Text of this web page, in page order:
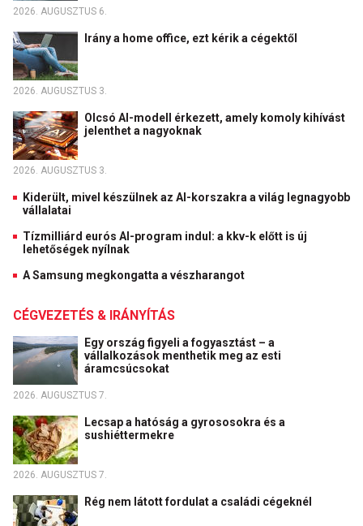
2026. AUGUSZTUS 6.
Irány a home office, ezt kérik a cégektől
2026. AUGUSZTUS 3.
Olcsó AI-modell érkezett, amely komoly kihívást
jelenthet a nagyoknak
2026. AUGUSZTUS 3.
Kiderült, mivel készülnek az AI-korszakra a világ legnagyobb
vállalatai
Tízmilliárd eurós AI-program indul: a kkv-k előtt is új
lehetőségek nyílnak
A Samsung megkongatta a vészharangot
CÉGVEZETÉS & IRÁNYÍTÁS
Egy ország figyeli a fogyasztást – a
vállalkozások menthetik meg az esti
áramcsúcsokat
2026. AUGUSZTUS 7.
Lecsap a hatóság a gyrososokra és a
sushiéttermekre
2026. AUGUSZTUS 7.
Rég nem látott fordulat a családi cégeknél